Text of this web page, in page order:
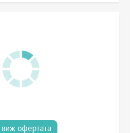
виж офертата